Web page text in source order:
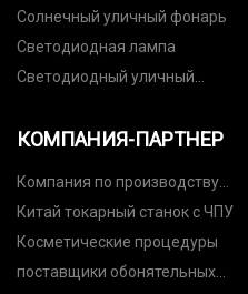
Солнечный уличный фонарь
Светодиодная лампа
Светодиодный уличный
КОМПАНИЯ-ПАРТНЕР
Компания по производству
текстиля во Внутренней
Монголии, ООО
Китай токарный станок с ЧПУ
Косметические процедуры
поставщики обонятельных